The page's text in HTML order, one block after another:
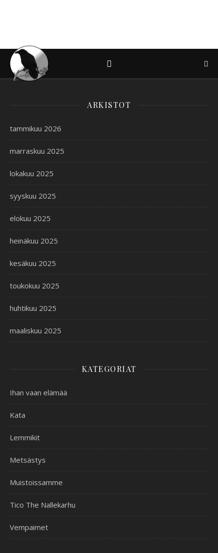
ARKISTOT
tammikuu 2026
marraskuu 2025
lokakuu 2025
syyskuu 2025
elokuu 2025
heinäkuu 2025
kesäkuu 2025
toukokuu 2025
huhtikuu 2025
maaliskuu 2025
KATEGORIAT
Ihan vaan elämää
Kata
Lemmikit
Metsästys
Muistoissamme
Tico The Nallekarhu
Vempaimet